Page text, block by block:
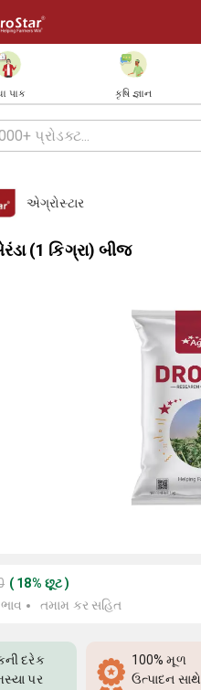
પાક કૃષિ જ્ઞાન
એગ્રોસ્ટાર
(1 કિગ્રા) બીજ
( 18% છૂટ)
તમામ કર સહિત
દરેક
પર
100% મૂળ
ઉત્પાદન સાથે